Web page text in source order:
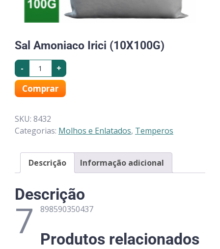
Sal Amoniaco Irici (10X100G)
- +
Comprar
SKU: 8432
Categorias: Molhos e Enlatados, Temperos
Descrição Informação adicional
Descrição
7 898590350437
Produtos relacionados